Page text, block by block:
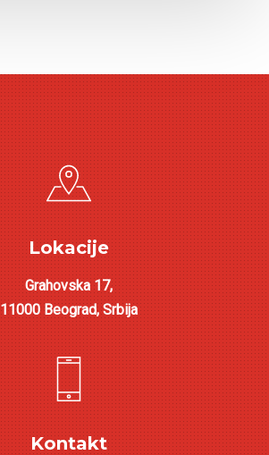
Lokacije
Grahovska 17,
11000 Beograd, Srbija
Kontakt